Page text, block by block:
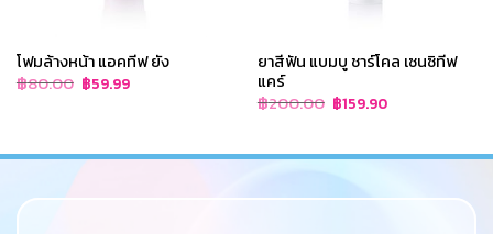
โฟมล้างหน้า แอคทีฟ ยัง
฿80.00 Original
price
฿59.99Current
price
ยาสีฟัน แบมบู ชาร์โคล เซนซิทีฟ
แคร์
฿200.00 Original
price
฿159.90Current
price